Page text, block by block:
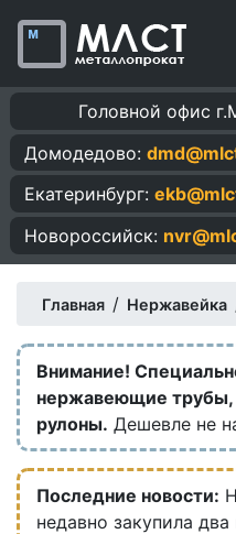
Головной офис
Домодедово:
Екатеринбург:
Новороссийск:
Главная / Нержавейка
Внимание!
нержавеющие трубы,
рулоны. Дешевле не
Последние новости:
недавно закупила